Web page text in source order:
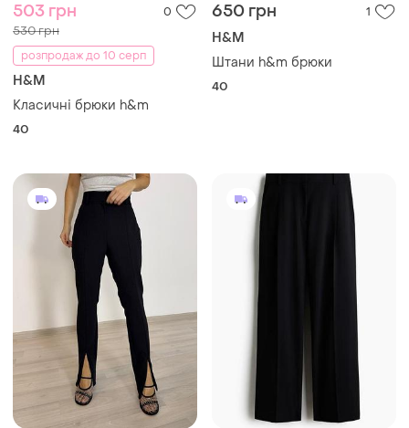
503 грн 0
530 грн
розпродаж до 10 серп
H&M
Класичні брюки h&m
40
650 грн 1
H&M
Штани h&m брюки
40